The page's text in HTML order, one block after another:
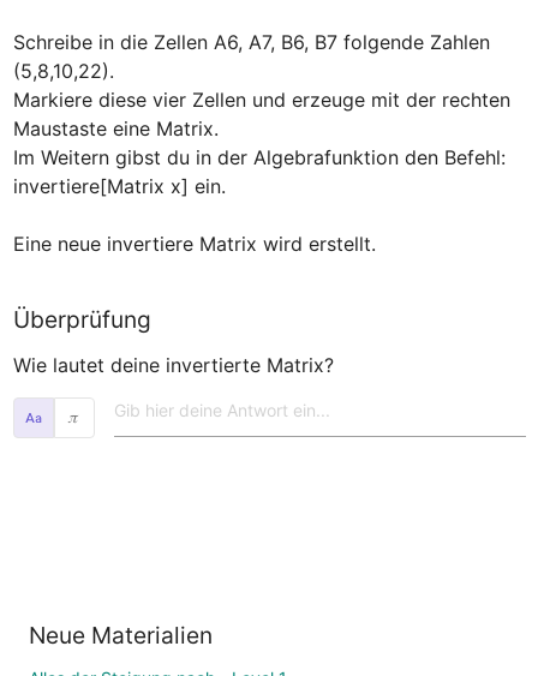
Schreibe in die Zellen A6, A7, B6, B7 folgende Zahlen
(5,8,10,22).
Markiere diese vier Zellen und erzeuge mit der rechten
Maustaste eine Matrix.
Im Weitern gibst du in der Algebrafunktion den Befehl:
invertiere[Matrix x] ein.
Eine neue invertiere Matrix wird erstellt.
Überprüfung
Wie lautet deine invertierte Matrix?
𝜋
Neue Materialien